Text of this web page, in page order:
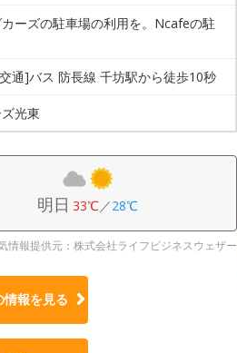
ーズの駐車場の利用を。Ncafeの駐
通]バス 防長線 千坊駅から徒歩10秒
光東
明日 33℃／28℃
情報提供元：株式会社ライフビジネスウェザー
情報を見る